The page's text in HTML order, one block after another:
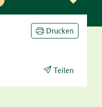
Drucken
Teilen